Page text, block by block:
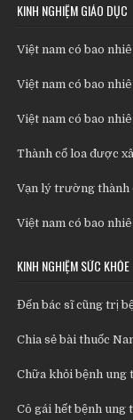
KINH NGHIỆM GIÁO DỤC
Việt nam có bao
Việt nam có bao
Việt nam có bao
Thành cổ loa được
Vạn lý trường thành
Việt nam có bao
KINH NGHIỆM SỨC KHỎE
Đến bác sĩ cũng trị
Chia sẻ bài thuốc
Chữa khỏi bệnh ung
Cô gái hết bệnh